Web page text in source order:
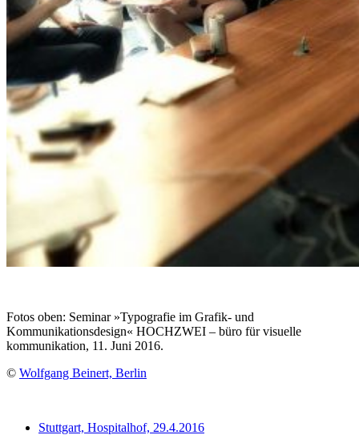
Fotos oben: Seminar »Typografie im Grafik- und
Kommunikationsdesign« HOCHZWEI – büro für visuelle
kommunikation, 11. Juni 2016.
© Wolfgang Beinert, Berlin
Stuttgart, Hospitalhof, 29.4.2016